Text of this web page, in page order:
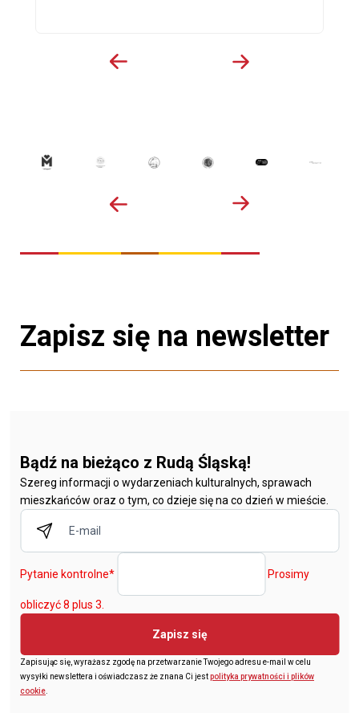
Zapisz się na newsletter
Bądź na bieżąco z Rudą Śląską!
Szereg informacji o wydarzeniach kulturalnych, sprawach
mieszkańców oraz o tym, co dzieje się na co dzień w mieście.
Pytanie kontrolne* Prosimy
obliczyć 8 plus 3.
Zapisz się
Zapisując się, wyrażasz zgodę na przetwarzanie Twojego adresu e-mail w celu
wysyłki newslettera i oświadczasz że znana Ci jestpolityka prywatności i plików
cookie